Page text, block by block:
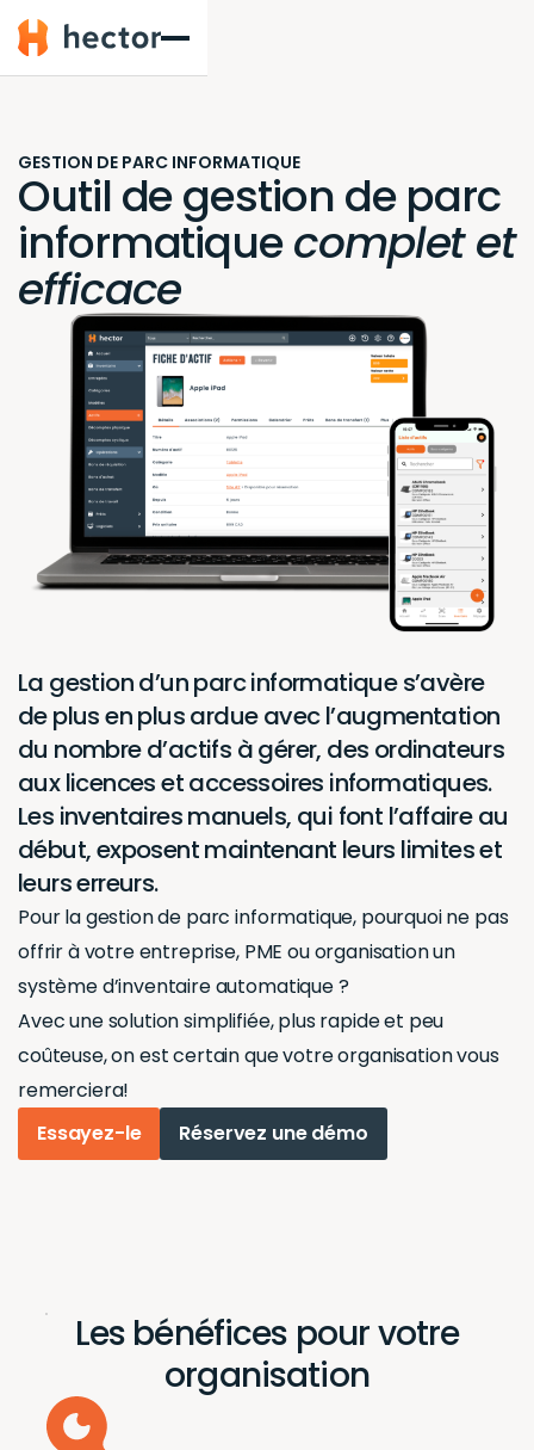
Hector
GESTION DE PARC INFORMATIQUE
Outil de gestion de parc
informatiquecomplet et
efficace
La gestion d’un parc informatique s’avère
de plus en plus ardue avec l’augmentation
du nombre d’actifs à gérer, des ordinateurs
aux licences et accessoires informatiques.
Les inventaires manuels, qui font l’affaire au
début, exposent maintenant leurs limites et
leurs erreurs.
Pour la gestion de parc informatique, pourquoi ne pas
offrir à votre entreprise, PME ou organisation un
système d’inventaire automatique ?
Avec une solution simplifiée, plus rapide et peu
coûteuse, on est certain que votre organisation vous
remerciera!
Essayez-le
Réservez une démo
Les bénéfices pour votre
organisation